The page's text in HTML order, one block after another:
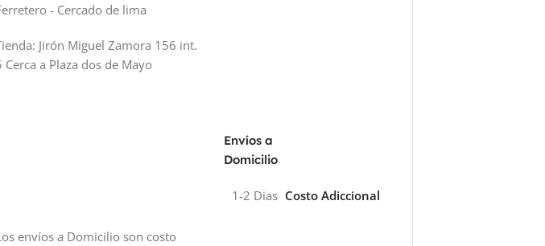
- Cercado de lima
Jirón Miguel Zamora 156 int.
Cerca a Plaza dos de Mayo
Envíos a
Domicilio
envíos a Domicilio son costo
1-2 Dias Costo Adiccional